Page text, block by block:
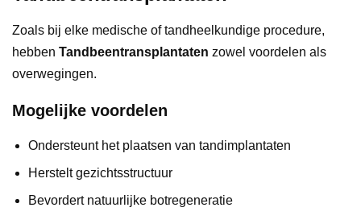
Zoals bij elke medische of tandheelkundige procedure,
hebben Tandbeentransplantaten zowel voordelen als
overwegingen.
Mogelijke voordelen
Ondersteunt het plaatsen van tandimplantaten
Herstelt gezichtsstructuur
Bevordert natuurlijke botregeneratie